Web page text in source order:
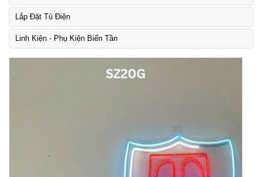
Lắp Đặt Tủ Điện
Linh Kiện - Phụ Kiện Biến Tần